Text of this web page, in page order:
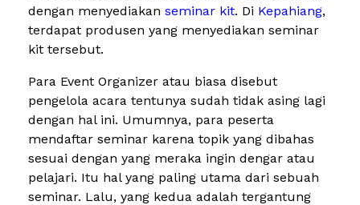
dengan menyediakan seminar kit. Di Kepahiang,
terdapat produsen yang menyediakan seminar
kit tersebut.
Para Event Organizer atau biasa disebut
pengelola acara tentunya sudah tidak asing lagi
dengan hal ini. Umumnya, para peserta
mendaftar seminar karena topik yang dibahas
sesuai dengan yang meraka ingin dengar atau
pelajari. Itu hal yang paling utama dari sebuah
seminar. Lalu, yang kedua adalah tergantung